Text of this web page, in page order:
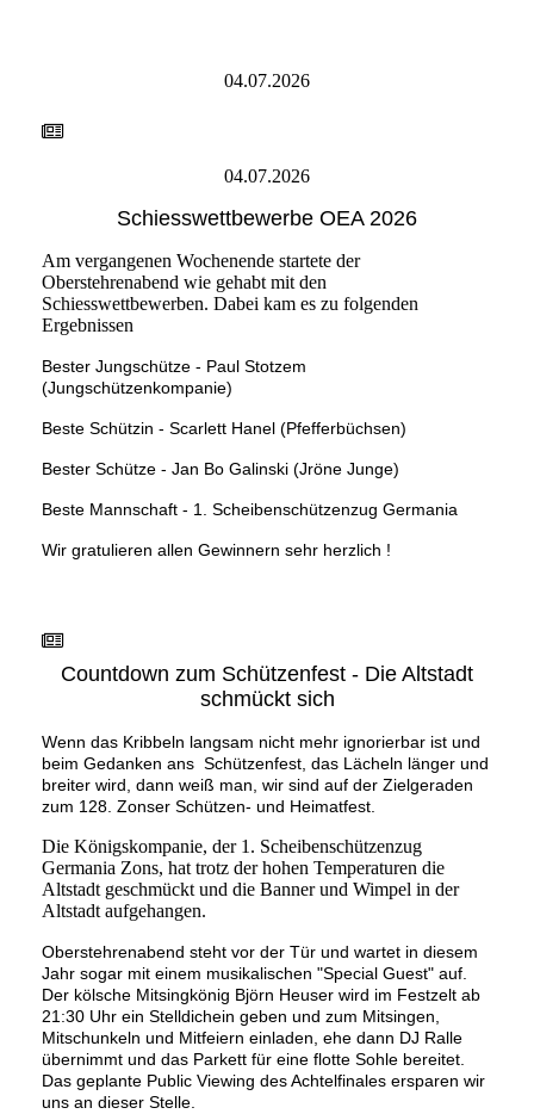
04.07.2026
04.07.2026
Schiesswettbewerbe OEA 2026
Am vergangenen Wochenende startete der
Oberstehrenabend wie gehabt mit den
Schiesswettbewerben. Dabei kam es zu folgenden
Ergebnissen
Bester Jungschütze - Paul Stotzem
(Jungschützenkompanie)
Beste Schützin - Scarlett Hanel (Pfefferbüchsen)
Bester Schütze - Jan Bo Galinski (Jröne Junge)
Beste Mannschaft - 1. Scheibenschützenzug Germania
Wir gratulieren allen Gewinnern sehr herzlich !
Countdown zum Schützenfest - Die Altstadt
schmückt sich
Wenn das Kribbeln langsam nicht mehr ignorierbar ist und
beim Gedanken ans Schützenfest, das Lächeln länger und
breiter wird, dann weiß man, wir sind auf der Zielgeraden
zum 128. Zonser Schützen- und Heimatfest.
Die Königskompanie, der 1. Scheibenschützenzug
Germania Zons, hat trotz der hohen Temperaturen die
Altstadt geschmückt und die Banner und Wimpel in der
Altstadt aufgehangen.
Oberstehrenabend steht vor der Tür und wartet in diesem
Jahr sogar mit einem musikalischen "Special Guest" auf.
Der kölsche Mitsingkönig Björn Heuser wird im Festzelt ab
21:30 Uhr ein Stelldichein geben und zum Mitsingen,
Mitschunkeln und Mitfeiern einladen, ehe dann DJ Ralle
übernimmt und das Parkett für eine flotte Sohle bereitet.
Das geplante Public Viewing des Achtelfinales ersparen wir
uns an dieser Stelle.